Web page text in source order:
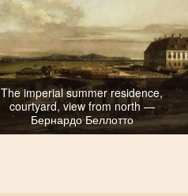
The imperial summer residence,
courtyard, view from north —
Бернардо Беллотто